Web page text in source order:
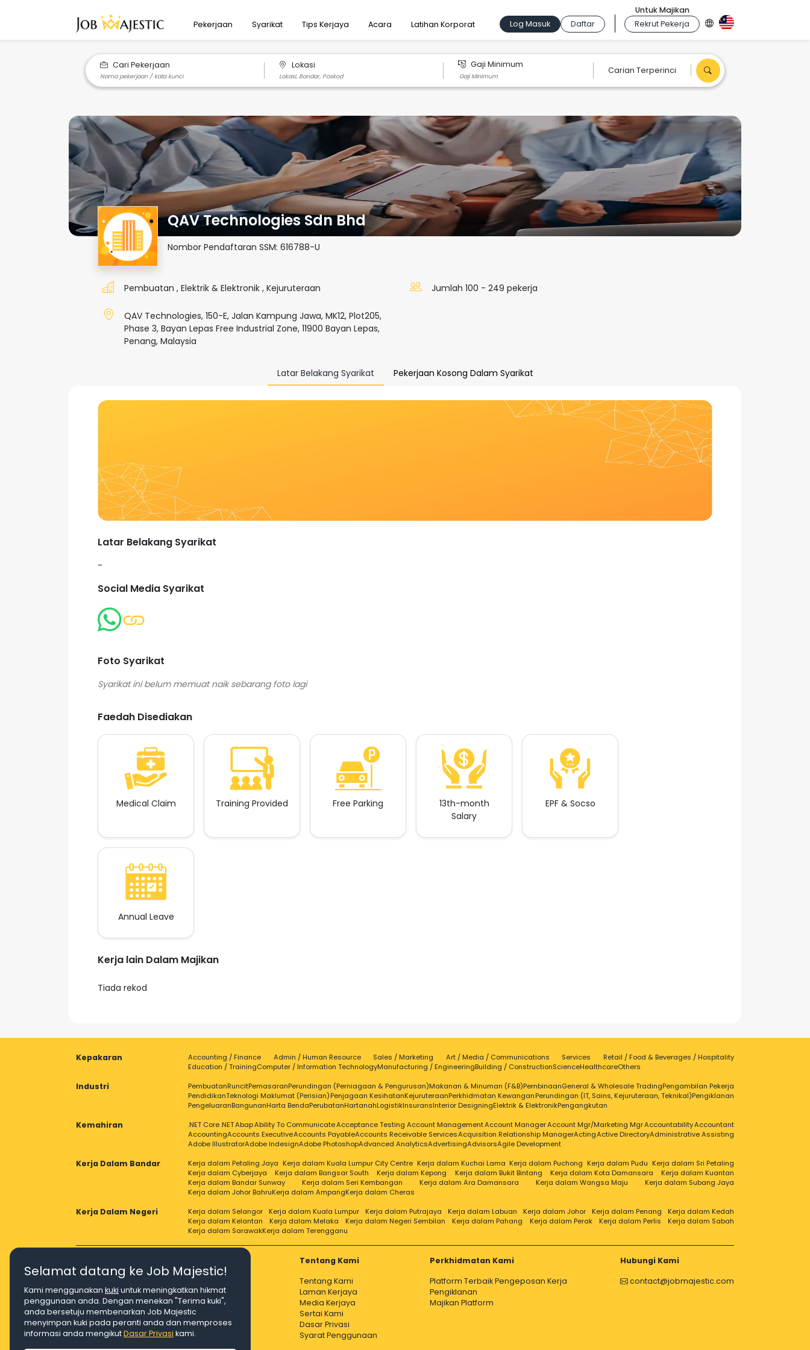
Pekerjaan Syarikat Tips Kerjaya Acara Latihan Korporat Log Masuk Daftar
Untuk Majikan
Rekrut Pekerja
Cari Pekerjaan Lokasi Gaji Minimum
Carian Terperinci
QAV Technologies Sdn Bhd
Nombor Pendaftaran SSM: 616788-U
Pembuatan , Elektrik & Elektronik , Kejuruteraan Jumlah 100 - 249 pekerja
QAV Technologies, 150-E, Jalan Kampung Jawa, MK12, Plot205,
Phase 3, Bayan Lepas Free Industrial Zone, 11900 Bayan Lepas,
Penang, Malaysia
Latar Belakang Syarikat Pekerjaan Kosong Dalam Syarikat
Latar Belakang Syarikat
-
Social Media Syarikat
Foto Syarikat
Faedah Disediakan
Medical Claim Training Provided Free Parking
13th-month
Salary
EPF & Socso
Annual Leave
Kerja lain Dalam Majikan
Tiada rekod
Kepakaran Accounting / Finance Admin / Human Resource Sales / Marketing Art / Media / Communications Services
Retail / Food & Beverages / Hospitality
Education / TrainingComputer / Information TechnologyManufacturing / EngineeringBuilding / ConstructionScienceHealthcareOthers
Industri PembuatanRuncitPemasaranPerundingan (Perniagaan & Pengurusan)Makanan & Minuman (F&B)PembinaanGeneral & Wholesale TradingPengambilan Pekerja
PendidikanTeknologi Maklumat (Perisian)Penjagaan KesihatanKejuruteraanPerkhidmatan KewanganPerundingan (IT, Sains, Kejuruteraan, Teknikal)Pengiklanan
PengeluaranBangunanHarta BendaPerubatanHartanahLogistikInsuransInterior DesigningElektrik & ElektronikPengangkutan
Kemahiran .NET Core.NETAbapAbility To CommunicateAcceptance Testing Account ManagementAccount ManagerAccount Mgr/Marketing MgrAccountabilityAccountant
AccountingAccounts ExecutiveAccounts PayableAccounts Receivable ServicesAcquisition Relationship ManagerActingActive DirectoryAdministrative Assisting
Adobe IllustratorAdobe IndesignAdobe PhotoshopAdvanced AnalyticsAdvertisingAdvisorsAgile Development
Kerja Dalam Bandar Kerja dalam Petaling Jaya Kerja dalam Kuala Lumpur City Centre Kerja dalam Kuchai Lama Kerja dalam Puchong Kerja dalam Pudu Kerja dalam Sri Petaling
Kerja dalam Cyberjaya
Kerja dalam Bangsar South Kerja dalam Kepong Kerja dalam Bukit Bintang Kerja dalam Kota Damansara
Kerja dalam Kuantan
Kerja dalam Bandar Sunway
Kerja dalam Seri Kembangan Kerja dalam Ara Damansara Kerja dalam Wangsa Maju
Kerja dalam Subang Jaya
Kerja dalam Johor BahruKerja dalam AmpangKerja dalam Cheras
Kerja Dalam Negeri Kerja dalam Selangor Kerja dalam Kuala Lumpur Kerja dalam Putrajaya Kerja dalam Labuan Kerja dalam Johor Kerja dalam Penang
Kerja dalam Kedah
Kerja dalam Kelantan
Kerja dalam Melaka Kerja dalam Negeri Sembilan Kerja dalam Pahang Kerja dalam Perak Kerja dalam Perlis
Kerja dalam Sabah
Kerja dalam SarawakKerja dalam Terengganu
Tentang Kami
Tentang Kami
Laman Kerjaya
Media Kerjaya
Sertai Kami
Dasar Privasi
Syarat Penggunaan
Perkhidmatan Kami
Platform Terbaik Pengeposan Kerja
Pengiklanan
Majikan Platform
Hubungi Kami
contact@jobmajestic.com
Right Job, Majestic Life.
Selamat datang ke Job Majestic!
Kami menggunakan kuki untuk meningkatkan hikmat
penggunaan anda. Dengan menekan "Terima kuki",
anda bersetuju membenarkan Job Majestic
menyimpan kuki pada peranti anda dan memproses
informasi anda mengikutDasar Privasi kami.